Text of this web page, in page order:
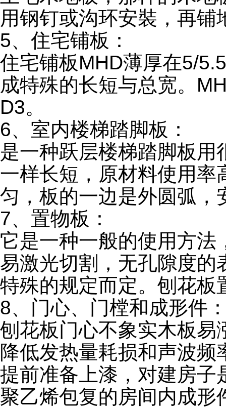
用钢钉或沟环安裝，再
5、住宅铺板：
住宅铺板MHD薄厚在5/
成特殊的长短与总宽。
D3。
6、室内楼梯踏脚板：
是一种跃层楼梯踏脚板
一样长短，原材料使用率
匀，板的一边是外圆弧，
7、置物板：
它是一种一般的使用方法
易激光切割，无孔隙度的
特殊的规定而定。刨花板
8、门心、门樘和成形件
刨花板门心不象实木板易
降低发热量耗损和声波
提前准备上漆，对建房子
聚乙烯包复的房间内成形